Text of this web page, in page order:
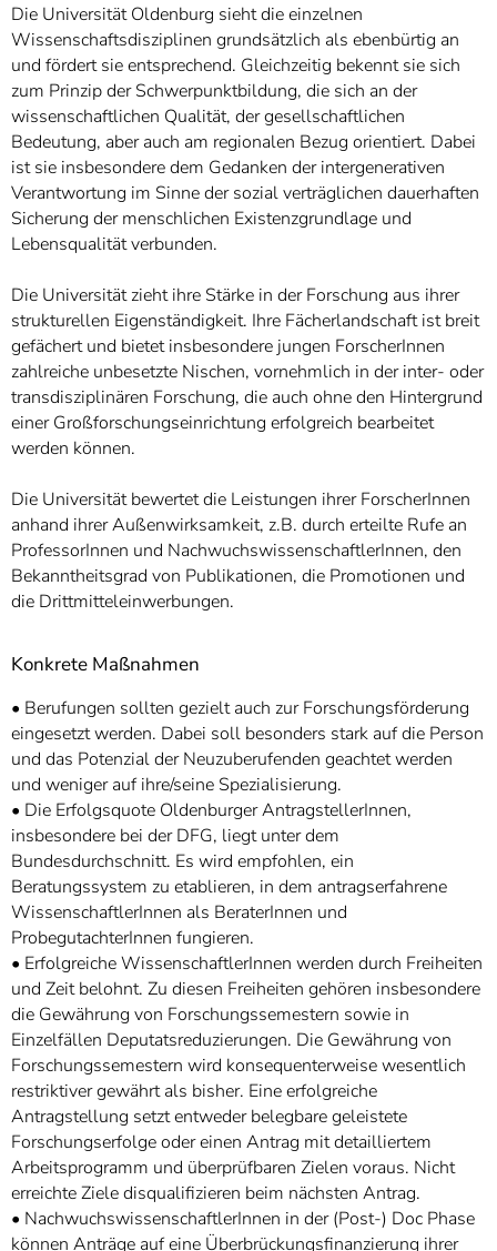
Die Universität Oldenburg sieht die einzelnen
Wissenschaftsdisziplinen grundsätzlich als ebenbürtig an
und fördert sie entsprechend. Gleichzeitig bekennt sie sich
zum Prinzip der Schwerpunktbildung, die sich an der
wissenschaftlichen Qualität, der gesellschaftlichen
Bedeutung, aber auch am regionalen Bezug orientiert. Dabei
ist sie insbesondere dem Gedanken der intergenerativen
Verantwortung im Sinne der sozial verträglichen dauerhaften
Sicherung der menschlichen Existenzgrundlage und
Lebensqualität verbunden.
Die Universität zieht ihre Stärke in der Forschung aus ihrer
strukturellen Eigenständigkeit. Ihre Fächerlandschaft ist breit
gefächert und bietet insbesondere jungen ForscherInnen
zahlreiche unbesetzte Nischen, vornehmlich in der inter- oder
transdisziplinären Forschung, die auch ohne den Hintergrund
einer Großforschungseinrichtung erfolgreich bearbeitet
werden können.
Die Universität bewertet die Leistungen ihrer ForscherInnen
anhand ihrer Außenwirksamkeit, z.B. durch erteilte Rufe an
ProfessorInnen und NachwuchswissenschaftlerInnen, den
Bekanntheitsgrad von Publikationen, die Promotionen und
die Drittmitteleinwerbungen.
Konkrete Maßnahmen
• Berufungen sollten gezielt auch zur Forschungsförderung
eingesetzt werden. Dabei soll besonders stark auf die Person
und das Potenzial der Neuzuberufenden geachtet werden
und weniger auf ihre/seine Spezialisierung.
• Die Erfolgsquote Oldenburger AntragstellerInnen,
insbesondere bei der DFG, liegt unter dem
Bundesdurchschnitt. Es wird empfohlen, ein
Beratungssystem zu etablieren, in dem antragserfahrene
WissenschaftlerInnen als BeraterInnen und
ProbegutachterInnen fungieren.
• Erfolgreiche WissenschaftlerInnen werden durch Freiheiten
und Zeit belohnt. Zu diesen Freiheiten gehören insbesondere
die Gewährung von Forschungssemestern sowie in
Einzelfällen Deputatsreduzierungen. Die Gewährung von
Forschungssemestern wird konsequenterweise wesentlich
restriktiver gewährt als bisher. Eine erfolgreiche
Antragstellung setzt entweder belegbare geleistete
Forschungserfolge oder einen Antrag mit detailliertem
Arbeitsprogramm und überprüfbaren Zielen voraus. Nicht
erreichte Ziele disqualifizieren beim nächsten Antrag.
• NachwuchswissenschaftlerInnen in der (Post-) Doc Phase
können Anträge auf eine Überbrückungsfinanzierung ihrer